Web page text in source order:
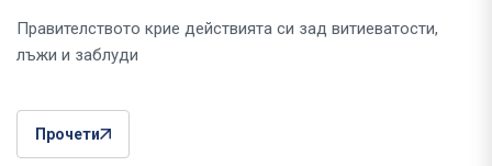
Правителството крие действията си зад витиеватости,
лъжи и заблуди
Прочети